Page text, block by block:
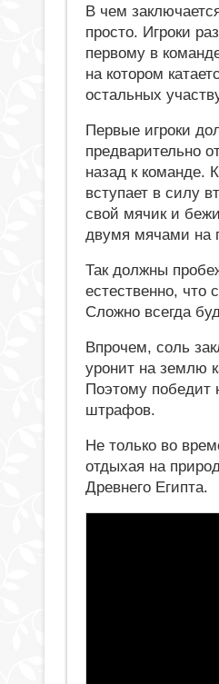
В чем
просто. Игроки
первому в
на котором
остальных
Первые игроки
предварительно
назад к команде.
вступает в силу
свой мячик и
двумя мячами на
Так должны
естественно, что
Сложно всегда
Впрочем, соль
уронит на землю
Поэтому победит
штрафов.
Не только во
отдыхая на
Древнего Египта.